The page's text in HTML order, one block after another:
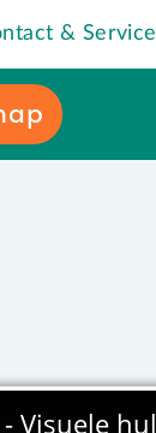
& Service